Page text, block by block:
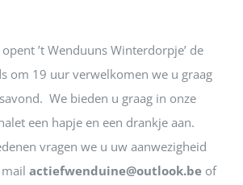
’t Wenduuns Winterdorpje’ de
om 19 uur verwelkomen we u graag
We bieden u graag in onze
een hapje en een drankje aan.
vragen we u uw aanwezigheid
actiefwenduine@outlook.beof